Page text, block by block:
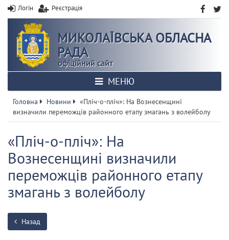
Логін Реєстрація
МИКОЛАЇВСЬКА ОБЛАСНА
РАДА
офіційний сайт
МЕНЮ
Головна Новини
«Пліч-о-пліч»: На Вознесенщині
визначили переможців районного етапу змагань з волейболу
«Пліч-о-пліч»: На
Вознесенщині визначили
переможців районного етапу
змагань з волейболу
Назад